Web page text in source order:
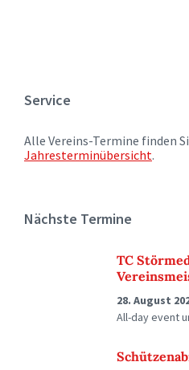
Service
Alle Vereins-Termine finden
Jahresterminübersicht.
Nächste Termine
TC
28. August
All-day event